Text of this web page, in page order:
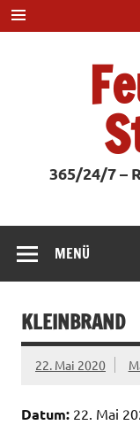
Zum
Inhalt
springen
365/24/7 –
MENÜ
KLEINBRAND
22. Mai 2020
Datum: 22. Mai